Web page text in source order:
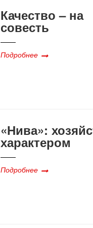
Качество – на
совесть
Подробнее
​​​​​​​«Нива»:
характером
Подробнее